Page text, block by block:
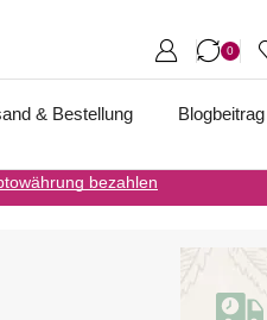
0
& Bestellung Blogbeitrag
bezahlen